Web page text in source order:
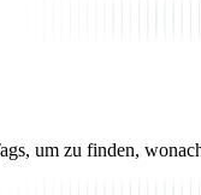
um zu finden,